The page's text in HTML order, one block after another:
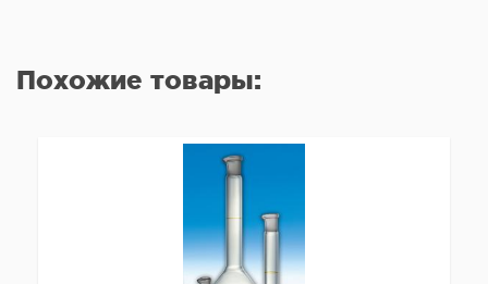
Похожие товары: